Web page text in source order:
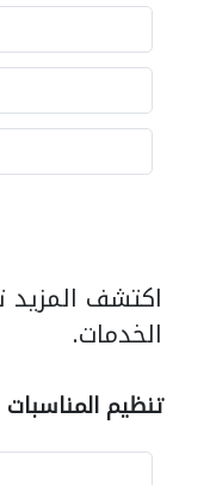
اكتشف المزيد
الخدمات.
تنظيم